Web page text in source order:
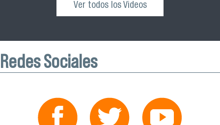
Ver todos los Videos
Redes Sociales